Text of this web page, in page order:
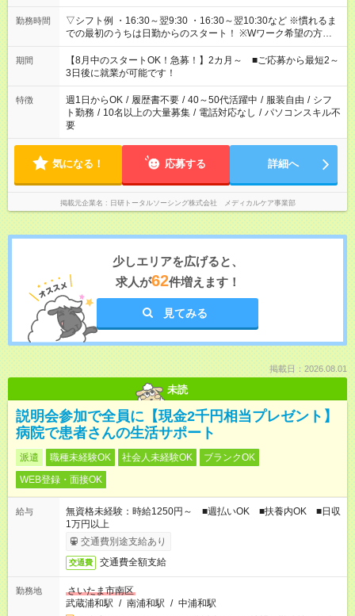
勤務時間
▽シフト例 ・16:30～翌9:30 ・16:30～翌10:30など ※慣れるま
での最初のうちは日勤からのスタート！ ※Wワーク希望の方へ
今ご覧のお仕事で希望する勤務時間と、もう1つのお仕事の勤務
時間。 合計で週40時間を超える場合は応募できません。
期間
【8月中のスタートOK！急募！】2カ月～ ■ご応募から最短2～
3日後に就業が可能です！
特徴 週1日からOK / 履歴書不要 / 40～50代活躍中 / 服装自由 / シフ
ト勤務 / 10名以上の大量募集 / 電話対応なし / パソコンスキル不
要
気になる！ 応募する 詳細へ
掲載元企業名 日研トータルソーシング株式会社 メディカルケア事業部
少しエリアを広げると、
求人が62件増えます！
見てみる
掲載日：2026.08.01
未読
説明会参加で全員に【現金2千円相当プレゼント】
病院で患者さんの生活サポート
派遣 職種未経験OK 社会人未経験OK
ブランクOK
WEB登録・面接OK
給与
無資格未経験：時給1250円～ ■週払いOK ■扶養内OK ■日収
1万円以上
交通費別途支給あり
交通費 交通費全額支給
勤務地
さいたま市南区
武蔵浦和駅 / 南浦和駅 / 中浦和駅